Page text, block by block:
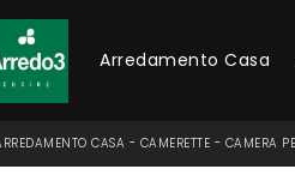
Arredamento Casa
CASA - CAMERETTE - CAMERA